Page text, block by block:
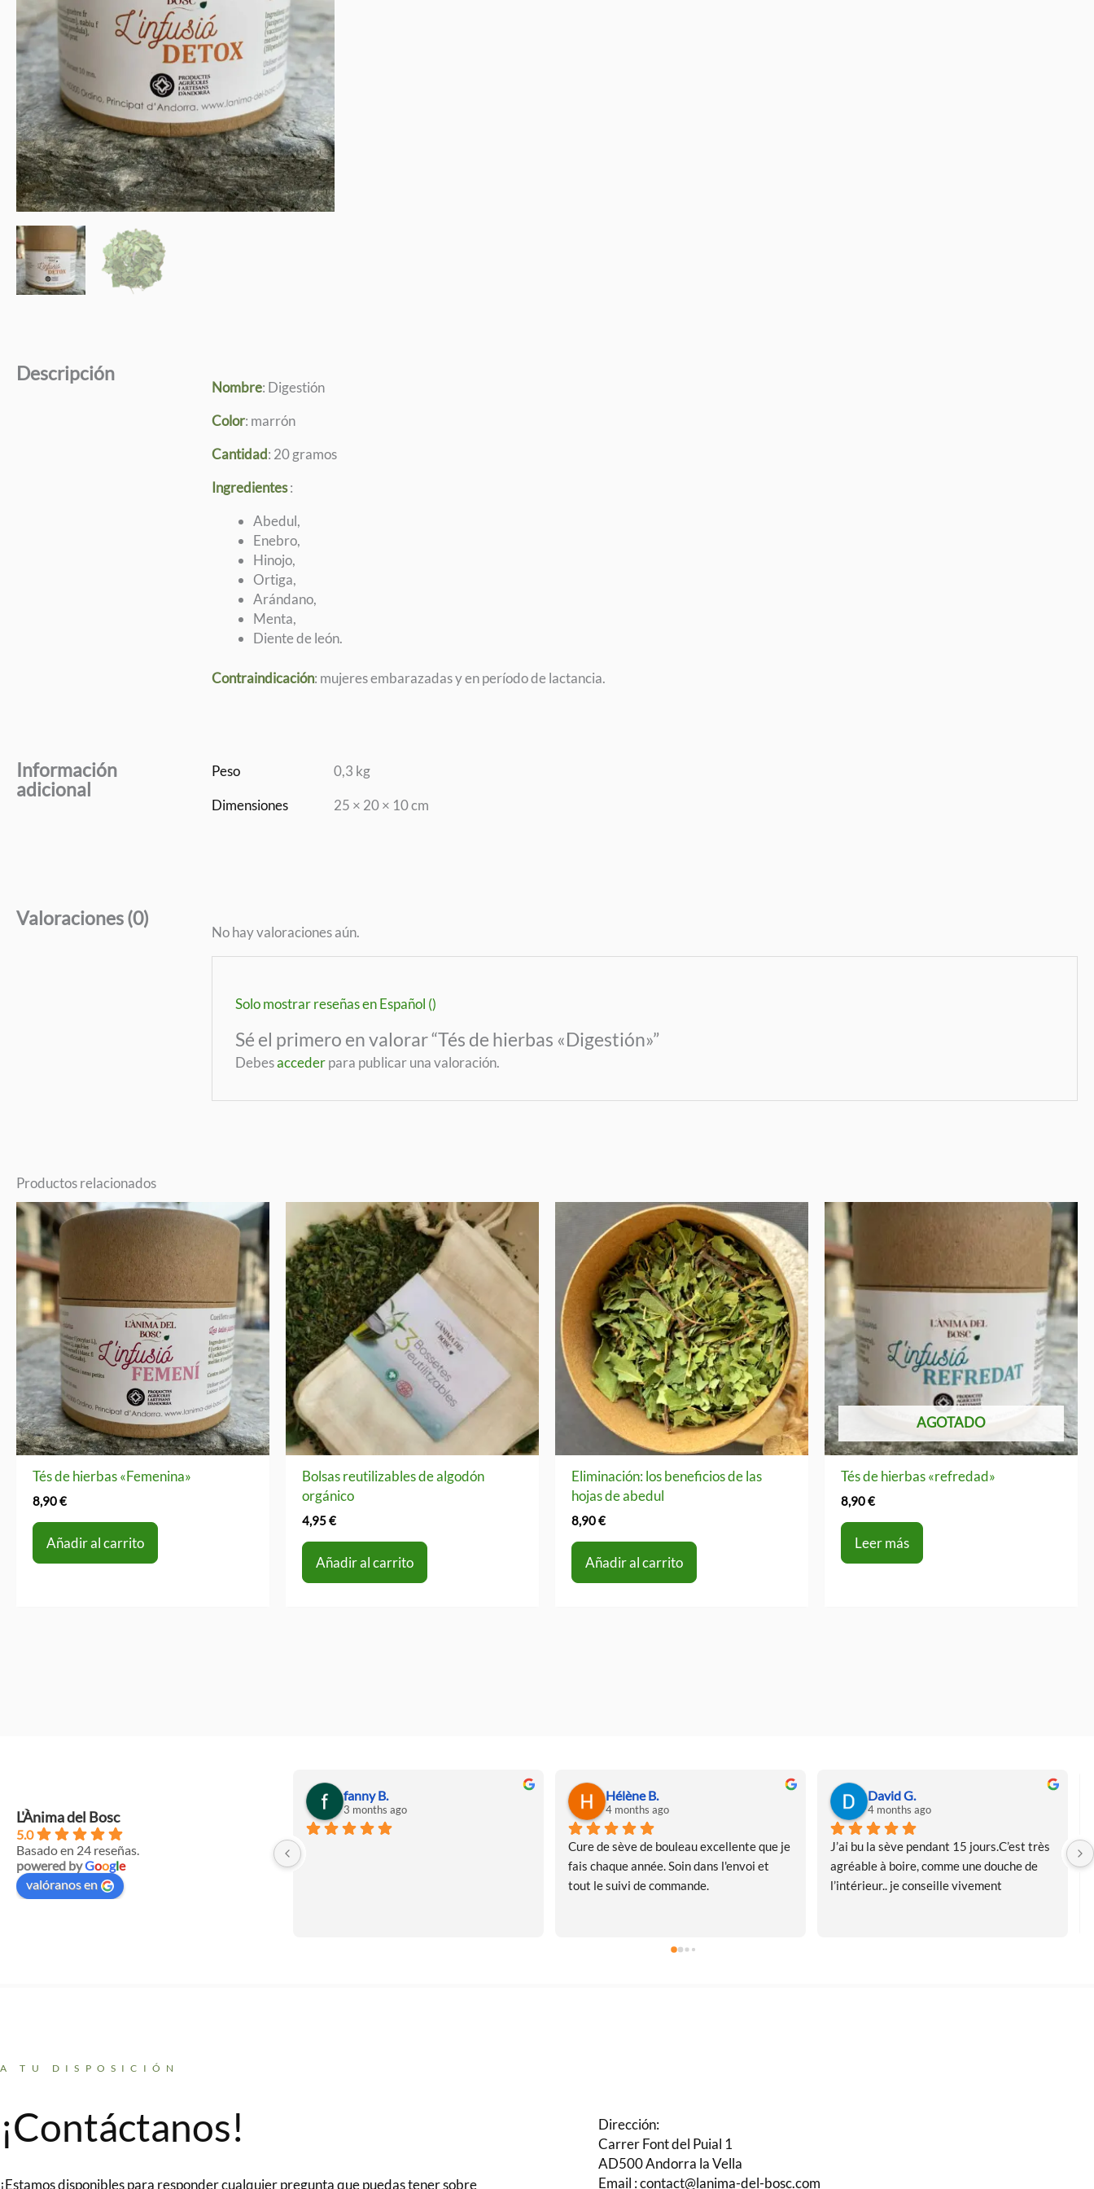
Descripción
Nombre: Digestión
Color: marrón
Cantidad: 20 gramos
Ingredientes:
Abedul,
Enebro,
Hinojo,
Ortiga,
Arándano,
Menta,
Diente de león.
Contraindicación: mujeres embarazadas y en período de lactancia.
Información
adicional
Peso
0,3 kg
Dimensiones
25 × 20 × 10 cm
Valoraciones (0)
No hay valoraciones aún.
Solo mostrar reseñas en Español ()
Sé el primero en valorar “Tés de hierbas «Digestión»”
Debesaccederpara publicar una valoración.
Productos relacionados
Tés de hierbas «Femenina»
8,90€
Añadir al carrito
Bolsas reutilizables de algodón
orgánico
4,95€
Añadir al carrito
Eliminación: los beneficios de las
hojas de abedul
8,90€
Añadir al carrito
AGOTADO
Tés de hierbas «refredad»
8,90€
Leer más
L'Ànima del Bosc
5.0
Basado en 24 reseñas.
powered byGoogle
valóranos en
fanny B.
3 months ago
Hélène B.
4 months ago
Cure de sève de bouleau excellente que je
fais chaque année. Soin dans l'envoi et
tout le suivi de commande.
David G.
4 months ago
J’ai bu la sève pendant 15 jours.C’est très
agréable à boire, comme une douche de
l’intérieur.. je conseille vivement
A TU DISPOSICIÓN
¡Contáctanos!
¡Estamos disponibles para responder cualquier pregunta que puedas tener sobre
Dirección:
Carrer Font del Puial 1
AD500 Andorra la Vella
Email : contact@lanima-del-bosc.com